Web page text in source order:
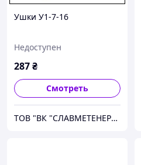
Ушки У1-7-16
Недоступен
287₴
Смотреть
ТОВ "ВК "СЛАВМЕТЕНЕРГО"